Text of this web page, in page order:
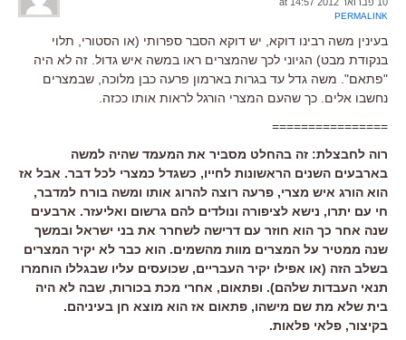
PERMALINK
בעינין משה רבינו דוקא, יש דוקא הסבר ספרותי (או הסטורי, תלוי
בנקודת מבט) הגיוני לכך שהמצרים ראו במשה איש גדול. זה לא היה
"פתאם". משה גדל עד בגרות בארמון פרעה כבן מלוכה, שבמצרים
נחשבו אלים. כך שהעם המצרי הורגל לראות אותו ככזה.
================
רוה לחבצלת: זה בהחלט מסביר את המעמד שהיה למשה
בארבעים השנים הראשונות לחייו, כשגדל כמצרי לכל דבר. אבל אז
הוא הורג איש מצרי, פרעה רוצה להרוג אותו ומשה בורח למדבר,
חי עם יתרו, נישא לציפורה ונולדים להם גרשום ואליעזר. ארבעים
שנה אחר כך הוא חוזר עם דרישה לשחרר את בני ישראל ובמשך
שנה ממטיר על המצרים מוות מהשמים. הוא כבר לא יקיר המצרים
בשלב הזה (או אפילו יקיר העבריים, שכועסים עליו שבגללו הוחמרו
תנאי העבדות שלהם). ופתאום, אחרי מכת בכורות, שבה לא היה
בית שלא מת שם מישהו, פתאום אז הוא מוצא חן בעיניהם.
בקיצור, פלאי פלאות.